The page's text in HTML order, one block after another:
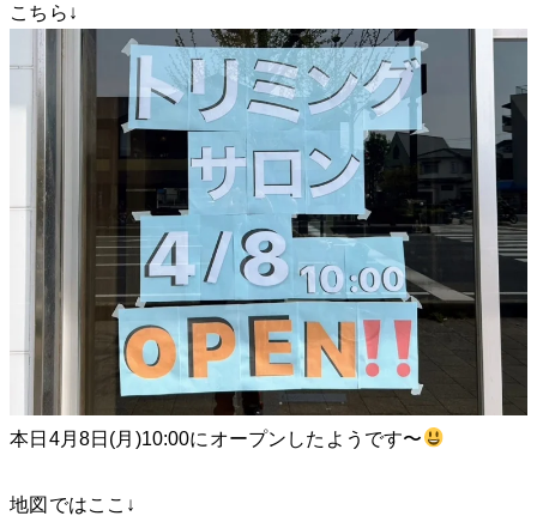
こちら↓
本日4月8日(月)10:00にオープンしたようです〜
地図ではここ↓